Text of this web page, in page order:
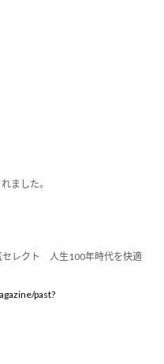
ました。
セレクト 人生100年時代を快適
past?